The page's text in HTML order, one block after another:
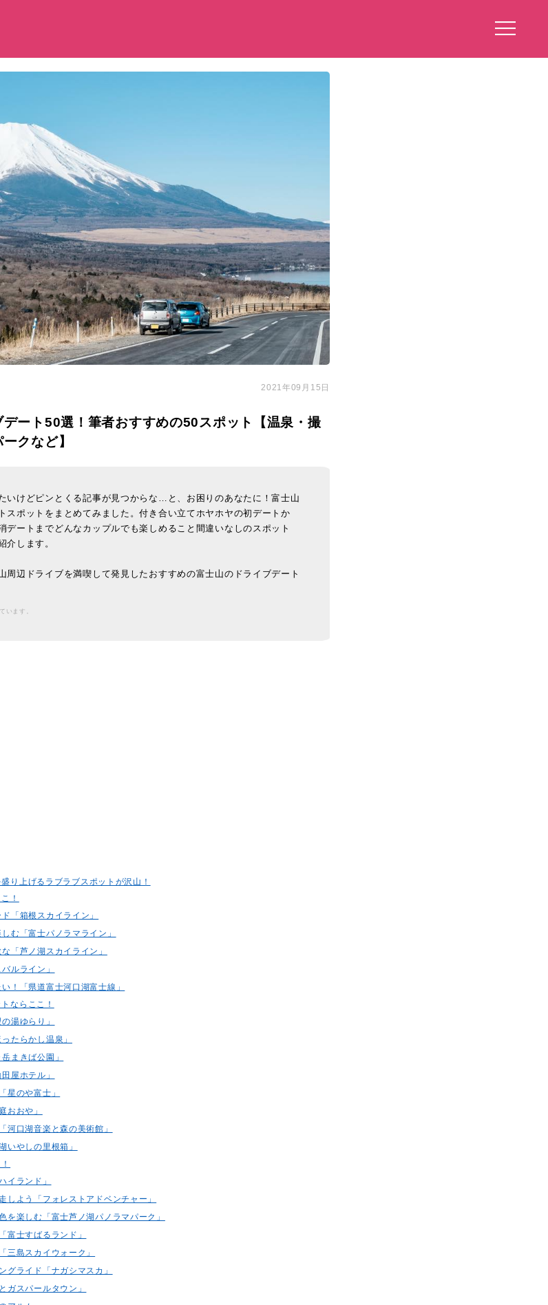
2021年09月15日
デート50選！筆者おすすめの50スポット【温泉・撮
クなど】
いけどピンとくる記事が見つからな…と、お困りのあなたに！富士山
スポットをまとめてみました。付き合い立てホヤホヤの初デートか
デートまでどんなカップルでも楽しめること間違いなしのスポット
介します。
周辺ドライブを満喫して発見したおすすめの富士山のドライブデート
います。
り上げるラブラブスポットが沢山！
！
「箱根スカイライン」
む「富士パノラマライン」
「芦ノ湖スカイライン」
ルライン」
！「県道富士河口湖富士線」
ならここ！
湯ゆらり」
たらかし温泉」
まきば公園」
屋ホテル」
星のや富士」
おおや」
河口湖音楽と森の美術館」
いやしの里根箱」
イランド」
しよう「フォレストアドベンチャー」
を楽しむ「富士芦ノ湖パノラマパーク」
富士すばるランド」
三島スカイウォーク」
グライド「ナガシマスカ」
ガスパールタウン」